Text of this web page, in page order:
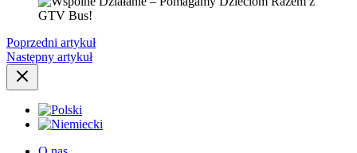
Poprzedni artykuł
Następny artykuł